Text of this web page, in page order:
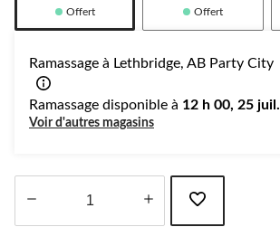
Offert Offert
Ramassage à Lethbridge, AB Party City
Ramassage disponible à 12 h 00, 25 juil.
Voir d'autres magasins